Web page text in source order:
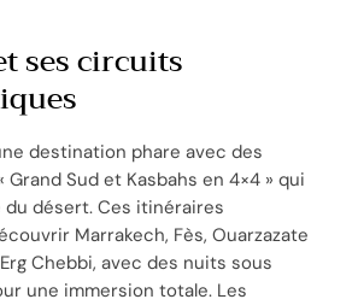
ses circuits
destination phare avec des
Sud et Kasbahs en 4×4 » qui
du désert. Ces itinéraires
Marrakech, Fès, Ouarzazate
Chebbi, avec des nuits sous
une immersion totale. Les